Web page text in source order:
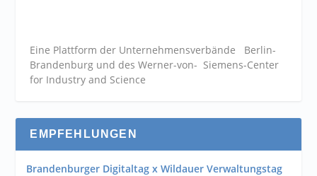
Eine Plattform der Unternehmensverbände Berlin-
Brandenburg und des Werner-von- Siemens-Center
for Industry and Science
EMPFEHLUNGEN
Brandenburger Digitaltag x Wildauer Verwaltungstag